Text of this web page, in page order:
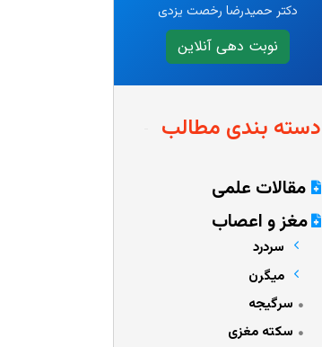
دکتر حمیدرضا رخصت یزدی
نوبت دهی آنلاین
دسته بندی مطالب
مقالات علمی
مغز و اعصاب
سردرد
میگرن
سرگیجه
سکته مغزی